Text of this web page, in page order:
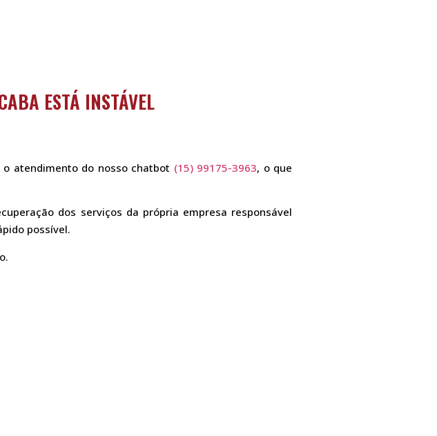
ESTÁ INSTÁVEL
atendimento do nosso chatbot (15) 99175-3963, o que
dos serviços da própria empresa responsável
possível.